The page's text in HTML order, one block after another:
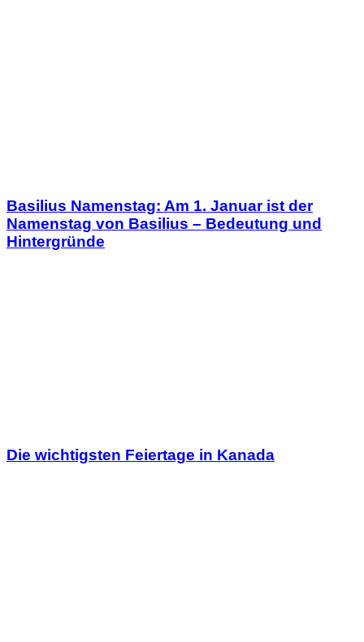
Basilius Namenstag: Am 1. Januar ist der
Namenstag von Basilius – Bedeutung und
Hintergründe
Die wichtigsten Feiertage in Kanada